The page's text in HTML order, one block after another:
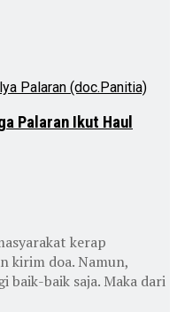
Palaran Ikut Haul
kerap
kirim doa. Namun,
baik-baik saja. Maka dari